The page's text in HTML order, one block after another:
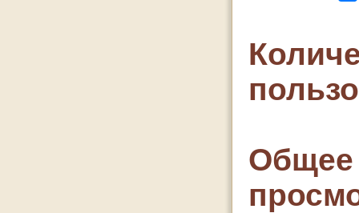
Общее